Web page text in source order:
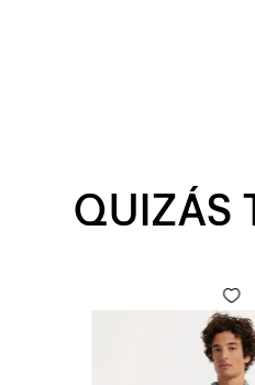
QUIZÁS